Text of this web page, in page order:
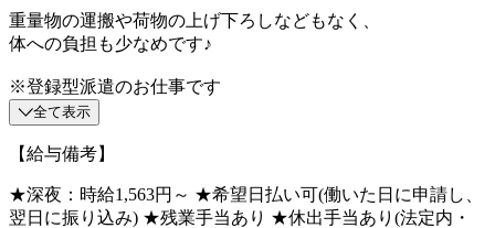
重量物の運搬や荷物の上げ下ろしなどもなく、
体への負担も少なめです♪
※登録型派遣のお仕事です
全て表示
【給与備考】
★深夜：時給1,563円～ ★希望日払い可(働いた日に申請し、
翌日に振り込み) ★残業手当あり ★休出手当あり(法定内・